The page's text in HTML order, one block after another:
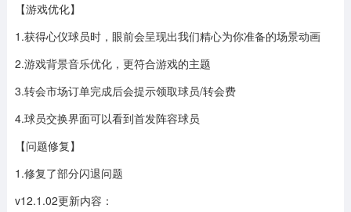
【游戏优化】
1.获得心仪球员时，眼前会呈现出我们精心为你准备的场景动画
2.游戏背景音乐优化，更符合游戏的主题
3.转会市场订单完成后会提示领取球员/转会费
4.球员交换界面可以看到首发阵容球员
【问题修复】
1.修复了部分闪退问题
v12.1.02更新内容：